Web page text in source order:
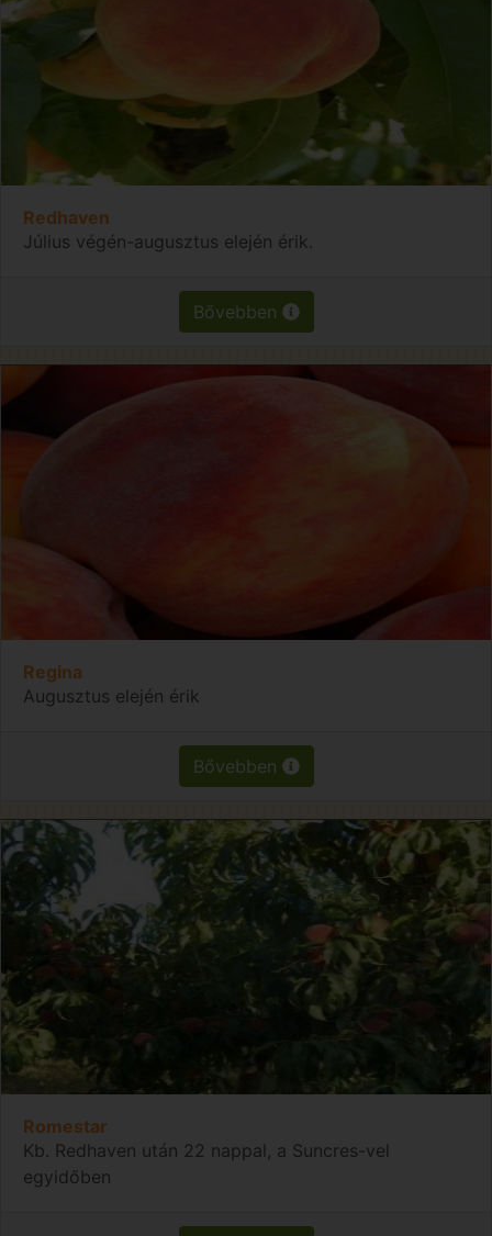
Redhaven
Július végén-augusztus elején érik.
Bővebben
Regina
Augusztus elején érik
Bővebben
Romestar
Kb. Redhaven után 22 nappal, a Suncres-vel
egyidőben